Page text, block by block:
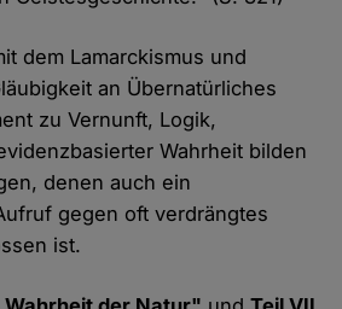
dem Lamarckismus und
an Übernatürliches
zu Vernunft, Logik,
Wahrheit bilden
denen auch ein
gegen oft verdrängtes
ist.